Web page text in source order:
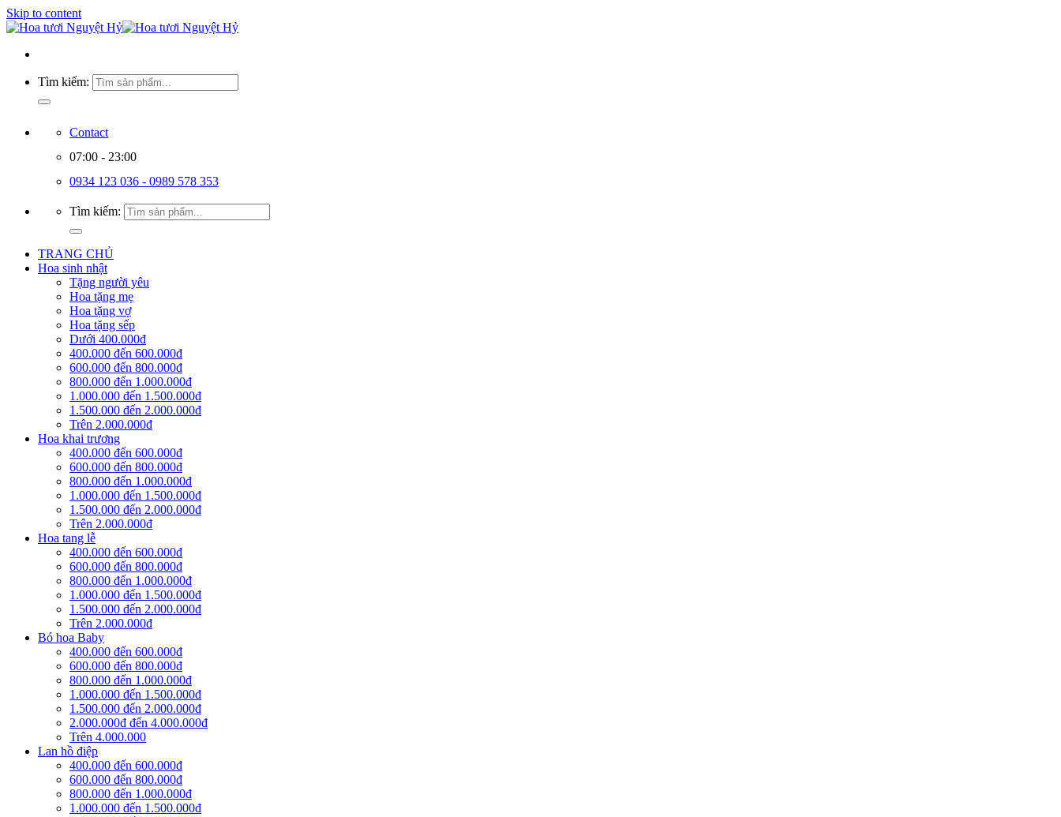
Skip to content
Tìm kiếm:
Contact
07:00 - 23:00
0934 123 036 - 0989 578 353
Tìm kiếm:
TRANG CHỦ
Hoa sinh nhật
Tặng người yêu
Hoa tặng mẹ
Hoa tặng vợ
Hoa tặng sếp
Dưới 400.000đ
400.000 đến 600.000đ
600.000 đến 800.000đ
800.000 đến 1.000.000đ
1.000.000 đến 1.500.000đ
1.500.000 đến 2.000.000đ
Trên 2.000.000đ
Hoa khai trương
400.000 đến 600.000đ
600.000 đến 800.000đ
800.000 đến 1.000.000đ
1.000.000 đến 1.500.000đ
1.500.000 đến 2.000.000đ
Trên 2.000.000đ
Hoa tang lễ
400.000 đến 600.000đ
600.000 đến 800.000đ
800.000 đến 1.000.000đ
1.000.000 đến 1.500.000đ
1.500.000 đến 2.000.000đ
Trên 2.000.000đ
Bó hoa Baby
400.000 đến 600.000đ
600.000 đến 800.000đ
800.000 đến 1.000.000đ
1.000.000 đến 1.500.000đ
1.500.000 đến 2.000.000đ
2.000.000đ đến 4.000.000đ
Trên 4.000.000
Lan hồ điệp
400.000 đến 600.000đ
600.000 đến 800.000đ
800.000 đến 1.000.000đ
1.000.000 đến 1.500.000đ